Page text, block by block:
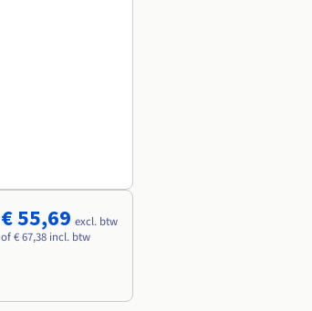
€ 55,69 excl. btw
of € 67,38 incl. btw